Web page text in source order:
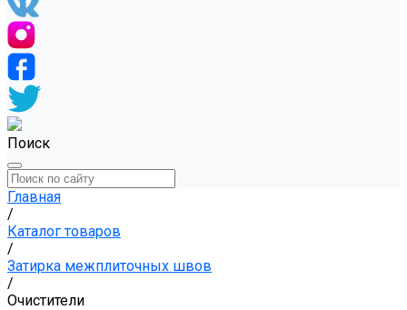
Поиск
Главная
/
Каталог товаров
/
Затирка межплиточных швов
/
Очистители